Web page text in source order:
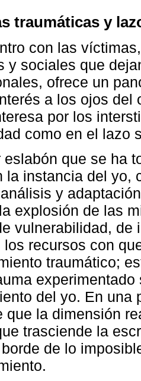
traumáticas y
con las
y sociales que
ofrece un
a los ojos del
por los
como en el lazo
eslabón que se ha
la instancia del yo,
y
explosión de las
vulnerabilidad, de
los recursos con
traumático;
del yo. En una
que la dimensión
trasciende la
de lo